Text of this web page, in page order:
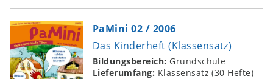
PaMini 02 / 2006
Das Kinderheft (Klassensatz)
Bildungsbereich: Grundschule
Lieferumfang: Klassensatz (30 Hefte)